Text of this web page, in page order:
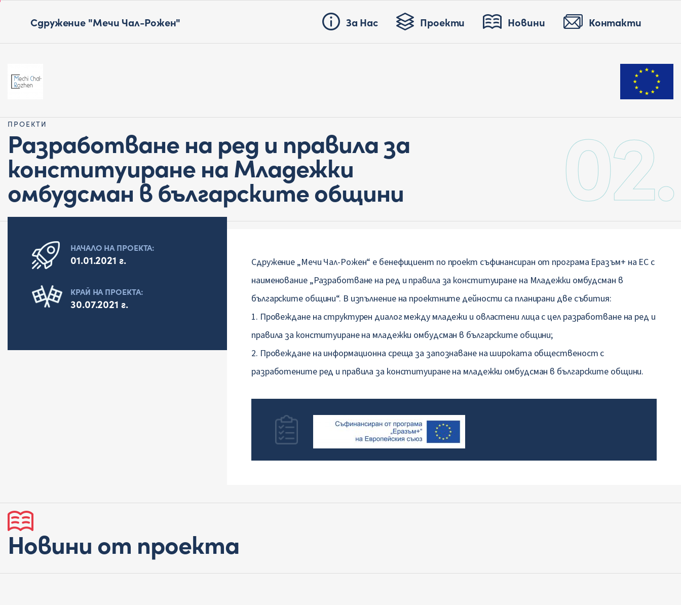
Сдружение "Мечи Чал-Рожен" За Нас Проекти Новини Контакти
ПРОЕКТИ
Разработване на ред и правила за
конституиране на Младежки
омбудсман в българските общини 02.
НАЧАЛО НА ПРОЕКТА:
01.01.2021 г.
КРАЙ НА ПРОЕКТА:
30.07.2021 г.
Сдружение „Мечи Чал-Рожен“ е бенефициент по проект съфинансиран от програма Еразъм+ на ЕС с
наименование „Разработване на ред и правила за конституиране на Младежки омбудсман в
българските общини“. В изпълнение на проектните дейности са планирани две събития:
1. Провеждане на структурен диалог между младежи и овластени лица с цел разработване на ред и
правила за конституиране на младежки омбудсман в българските общини;
2. Провеждане на информационна среща за запознаване на широката общественост с
разработените ред и правила за конституиране на младежки омбудсман в българските общини.
Новини от проекта